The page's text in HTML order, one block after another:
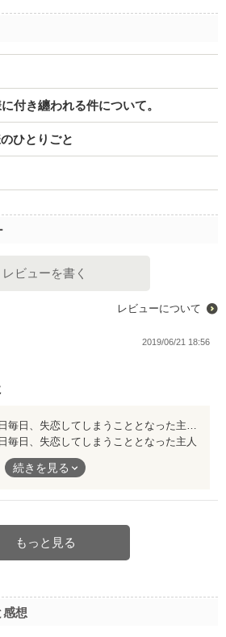
付き纏われる件について。
ひとりごと
レビューを書く
レビューについて
2019/06/21 18:56
毎日、失恋してしまうこととなった主人
続きを見る
もっと見る
感想